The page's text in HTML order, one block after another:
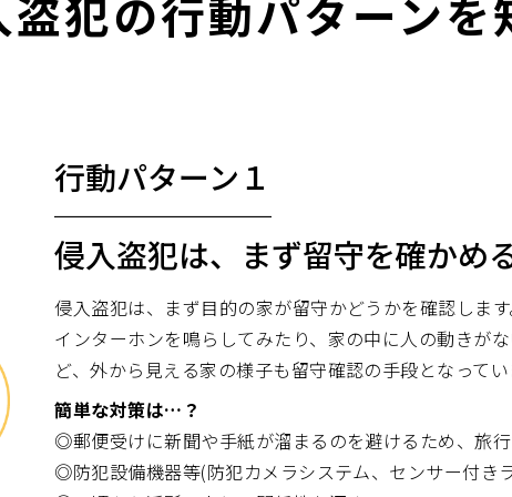
犯の行動パターンを
行動パターン１
───────
侵入盗犯は、まず留守を確かめ
侵入盗犯は、まず目的の家が留守かどうかを確認します
インターホンを鳴らしてみたり、家の中に人の動きが
ど、外から見える家の様子も留守確認の手段となってい
簡単な対策は…？
◎郵便受けに新聞や手紙が溜まるのを避けるため、旅
◎防犯設備機器等(防犯カメラシステム、センサー付き